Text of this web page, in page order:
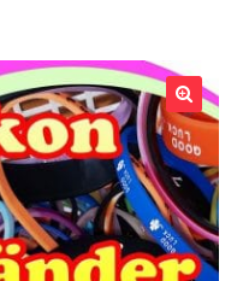
🔍